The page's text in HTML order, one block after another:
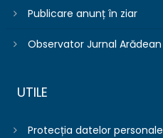
Publicare anunț în ziar
Observator Jurnal Arădean
UTILE
Protecția datelor personale